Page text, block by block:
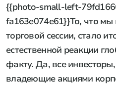
{{photo-small-left-
fa163e074e61}}То, что
торговой сессии, стало
естественной реакции
факту. Да, все
владеющие акциями